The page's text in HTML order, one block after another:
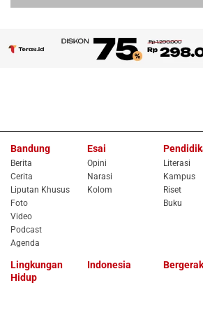
Bandung
Berita
Cerita
Liputan Khusus
Foto
Video
Podcast
Agenda
Esai
Opini
Narasi
Kolom
Literasi
Kampus
Riset
Buku
Lingkungan
Hidup
Indonesia Bergerak